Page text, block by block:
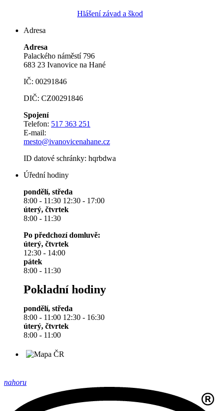
Hlášení závad a škod
Adresa
Adresa
Palackého náměstí 796
683 23 Ivanovice na Hané
IČ: 00291846
DIČ: CZ00291846
Spojení
Telefon: 517 363 251
E-mail:
mesto@ivanovicenahane.cz
ID datové schránky: hqrbdwa
Úřední hodiny
pondělí, středa
8:00 - 11:30 12:30 - 17:00
úterý, čtvrtek
8:00 - 11:30
Po předchozí domluvě:
úterý, čtvrtek
12:30 - 14:00
pátek
8:00 - 11:30
Pokladní hodiny
pondělí, středa
8:00 - 11:00 12:30 - 16:30
úterý, čtvrtek
8:00 - 11:00
nahoru